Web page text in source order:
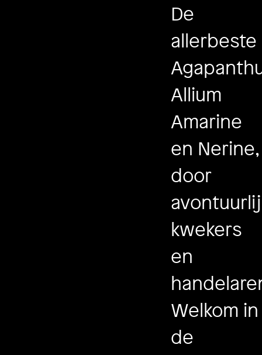
De
allerbeste
Allium
Amarine
en Nerine,
door
kwekers
en
Welkom in
de